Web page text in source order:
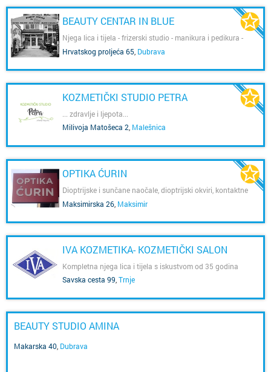
BEAUTY CENTAR IN BLUE
Njega lica i tijela - frizerski studio - manikura i pedikura -
solarij - masaže
Hrvatskog proljeća 65 Dubrava
KOZMETIČKI STUDIO PETRA
... zdravlje i ljepota...
Milivoja Matošeca 2 Malešnica
OPTIKA ĆURIN
Dioptrijske i sunčane naočale, dioptrijski okviri, kontaktne
leće, kompjuterska kontrola vida.
Maksimirska 26 Maksimir
IVA KOZMETIKA- KOZMETIČKI SALON
Kompletna njega lica i tijela s iskustvom od 35 godina
Savska cesta 99 Trnje
BEAUTY STUDIO AMINA
Makarska 40 Dubrava